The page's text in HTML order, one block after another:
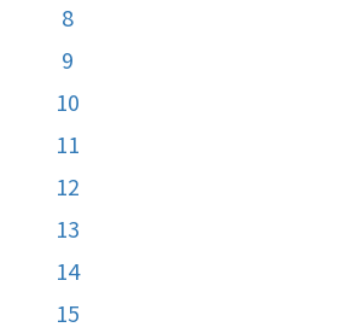
8
9
10
11
12
13
14
15